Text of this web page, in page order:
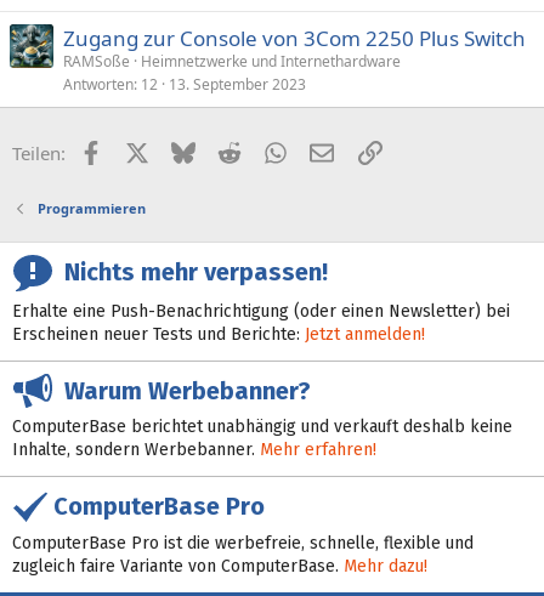
Zugang zur Console von 3Com 2250 Plus Switch
RAMSoße
Heimnetzwerke und Internethardware
Antworten 12 13. September 2023
Teilen: FacebookX (Twitter)
BlueskyRedditWhatsApp
E-MailLink
Programmieren
Nichts mehr verpassen!
Erhalte eine Push-Benachrichtigung (oder einen Newsletter) bei
Erscheinen neuer Tests und Berichte: Jetzt anmelden!
Warum Werbebanner?
ComputerBase berichtet unabhängig und verkauft deshalb keine
Inhalte, sondern Werbebanner. Mehr erfahren!
ComputerBase Pro
ComputerBase Pro ist die werbefreie, schnelle, flexible und
zugleich faire Variante von ComputerBase. Mehr dazu!